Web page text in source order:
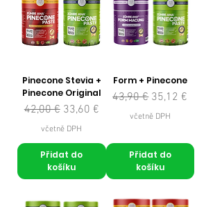
Pinecone Stevia +
Pinecone Original
Běžná cena
42,00 € Zvýhodněná cena
33,60 €
včetně DPH
Přidat do
košíku
Form + Pinecone
Běžná cena
43,90 € Zvýhodněná
35,12 €
včetně DPH
Přidat do
košíku